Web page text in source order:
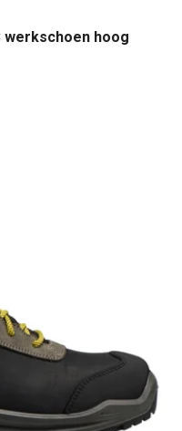
werkschoen hoog